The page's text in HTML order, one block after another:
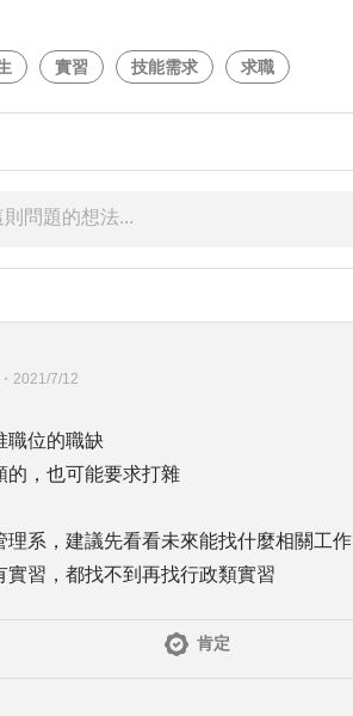
實習 技能需求 求職
・ 2021/7/12
職位的職缺
的，也可能要求打雜
理系，建議先看看未來能找什麼相關工作
實習，都找不到再找行政類實習
肯定